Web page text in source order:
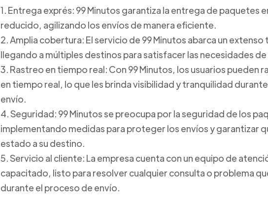
1. Entrega exprés: 99 Minutos garantiza la entrega de paquetes
reducido, agilizando los envíos de manera eficiente.
2. Amplia cobertura: El servicio de 99 Minutos abarca un
llegando a múltiples destinos para satisfacer las necesidades
3. Rastreo en tiempo real: Con 99 Minutos, los usuarios pueden
en tiempo real, lo que les brinda visibilidad y tranquilidad
envío.
4. Seguridad: 99 Minutos se preocupa por la seguridad de los
implementando medidas para proteger los envíos y garantizar
estado a su destino.
5. Servicio al cliente: La empresa cuenta con un equipo de
capacitado, listo para resolver cualquier consulta o problema
durante el proceso de envío.